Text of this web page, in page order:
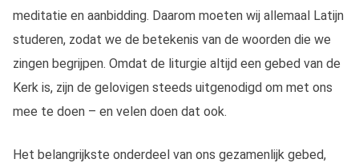
meditatie en aanbidding. Daarom moeten wij allemaal Latijn
studeren, zodat we de betekenis van de woorden die we
zingen begrijpen. Omdat de liturgie altijd een gebed van de
Kerk is, zijn de gelovigen steeds uitgenodigd om met ons
mee te doen – en velen doen dat ook.
Het belangrijkste onderdeel van ons gezamenlijk gebed,